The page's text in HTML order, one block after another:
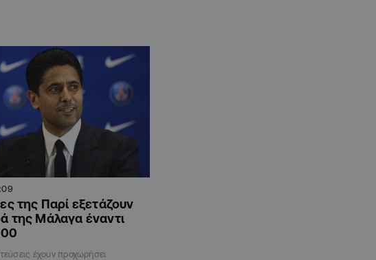
της Παρί εξετάζουν
της Μάλαγα έναντι
έχουν προχωρήσει